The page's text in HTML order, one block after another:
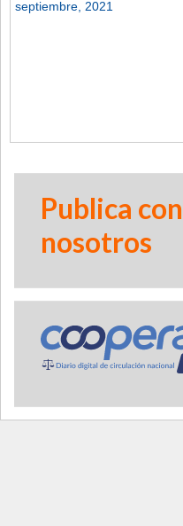
septiembre, 2021
Publica con
nosotros